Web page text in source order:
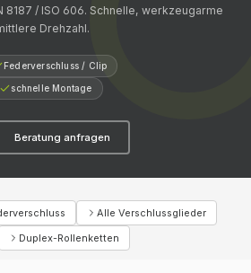
8187 / ISO 606. Schnelle, werkzeugarme
Drehzahl.
Federverschluss / Clip
schnelle Montage
Beratung anfragen
Alle Verschlussglieder
Duplex-Rollenketten